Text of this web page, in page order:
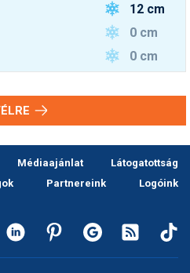
12 cm
0 cm
0 cm
Médiaajánlat
Látogatottság
Partnereink
Logóink